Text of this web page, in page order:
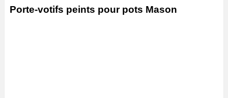
Porte-votifs peints pour pots Mason